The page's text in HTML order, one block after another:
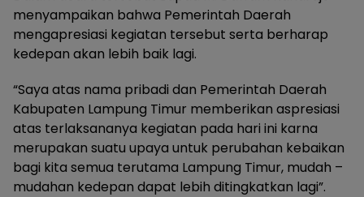
menyampaikan bahwa Pemerintah Daerah
mengapresiasi kegiatan tersebut serta berharap
kedepan akan lebih baik lagi.
“Saya atas nama pribadi dan Pemerintah Daerah
Kabupaten Lampung Timur memberikan aspresiasi
atas terlaksananya kegiatan pada hari ini karna
merupakan suatu upaya untuk perubahan kebaikan
bagi kita semua terutama Lampung Timur, mudah –
mudahan kedepan dapat lebih ditingkatkan lagi”.